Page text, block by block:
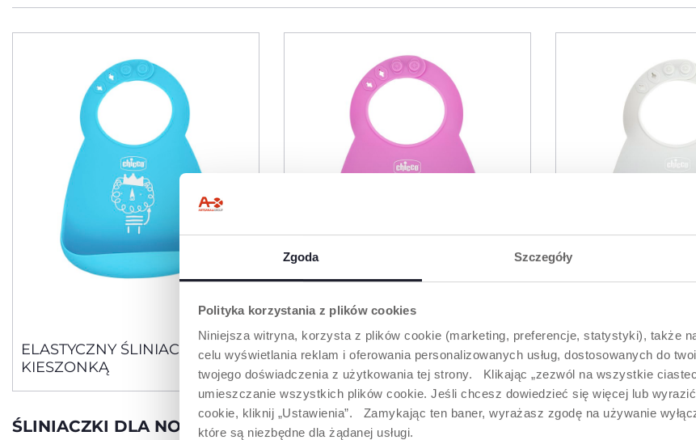
Zgoda Szczegóły
Polityka korzystania z plików cookies
Niniejsza witryna, korzysta z plików cookie (marketing, preferencje, statystyki), także
celu wyświetlania reklam i oferowania personalizowanych usług, dostosowanych do
twojego doświadczenia z użytkowania tej strony. Klikając „zezwól na wszystkie
umieszczanie wszystkich plików cookie. Jeśli chcesz dowiedzieć się więcej lub
cookie, kliknij „Ustawienia”. Zamykając ten baner, wyrażasz zgodę na używanie
które są niezbędne dla żądanej usługi.
ELASTYCZNY ŚLINIACZEK Z
KIESZONKĄ
ELASTYCZNY ŚLINIACZEK Z
KIESZONKĄ
ELASTYCZNY
KIESZONKĄ
ŚLINIACZKI DLA NOWORODKA I NIEMOWLĄT – BEZPIECZEŃSTWO I WYGODA